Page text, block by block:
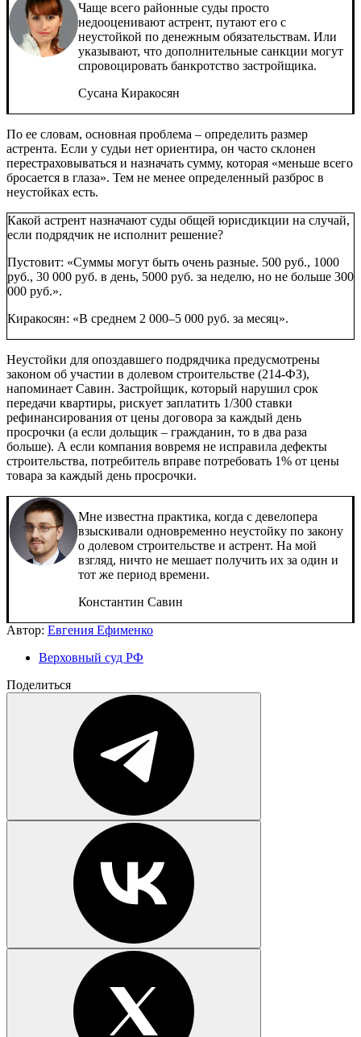
Чаще всего районные суды просто
недооценивают астрент, путают его с
неустойкой по денежным обязательствам. Или
указывают, что дополнительные санкции могут
спровоцировать банкротство застройщика.
Сусана Киракосян
По ее словам, основная проблема – определить размер
астрента. Если у судьи нет ориентира, он часто склонен
перестраховываться и назначать сумму, которая «меньше всего
бросается в глаза». Тем не менее определенный разброс в
неустойках есть.
Какой астрент назначают суды общей юрисдикции на случай,
если подрядчик не исполнит решение?
Пустовит: «Суммы могут быть очень разные. 500 руб., 1000
руб., 30 000 руб. в день, 5000 руб. за неделю, но не больше 300
000 руб.».
Киракосян: «В среднем 2 000–5 000 руб. за месяц».
Неустойки для опоздавшего подрядчика предусмотрены
законом об участии в долевом строительстве (214-ФЗ),
напоминает Савин. Застройщик, который нарушил срок
передачи квартиры, рискует заплатить 1/300 ставки
рефинансирования от цены договора за каждый день
просрочки (а если дольщик – гражданин, то в два раза
больше). А если компания вовремя не исправила дефекты
строительства, потребитель вправе потребовать 1% от цены
товара за каждый день просрочки.
Мне известна практика, когда с девелопера
взыскивали одновременно неустойку по закону
о долевом строительстве и астрент. На мой
взгляд, ничто не мешает получить их за один и
тот же период времени.
Константин Савин
Автор: Евгения Ефименко
Верховный суд РФ
Поделиться